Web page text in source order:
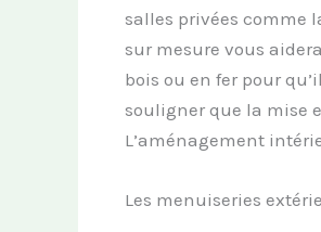
salles privées comme
sur mesure vous
bois ou en fer pour
souligner que la mise
L’aménagement
Les menuiseries